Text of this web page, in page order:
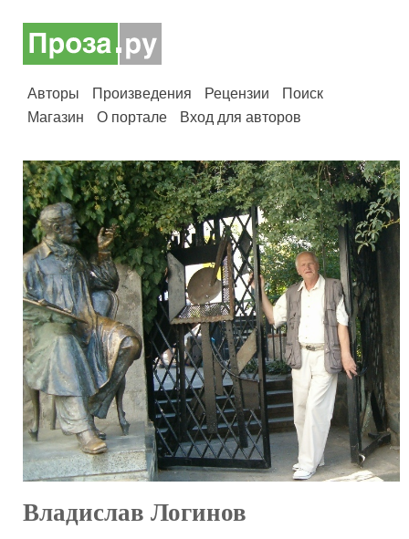
Авторы Произведения Рецензии
Поиск
Магазин
О портале Вход для авторов
Владислав Логинов